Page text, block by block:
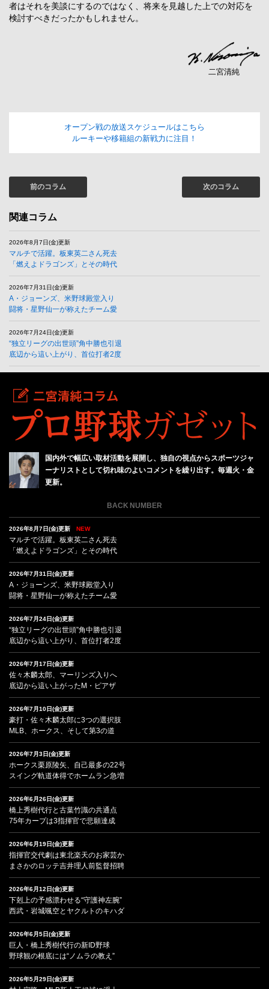
者はそれを美談にするのではなく、将来を見越した上での対応を
検討すべきだったかもしれません。
二宮清純
オープン戦の放送スケジュールはこちら
ルーキーや移籍組の新戦力に注目！
前のコラム 次のコラム
関連コラム
2026年8月7日(金)更新
マルチで活躍。板東英二さん死去
「燃えよドラゴンズ」とその時代
2026年7月31日(金)更新
A・ジョーンズ、米野球殿堂入り
闘将・星野仙一が称えたチーム愛
2026年7月24日(金)更新
“独立リーグの出世頭”角中勝也引退
底辺から這い上がり、首位打者2度
国内外で幅広い取材活動を展開し、独自の視点からスポーツジャ
ーナリストとして切れ味のよいコメントを繰り出す。毎週火・金
更新。
BACK NUMBER
2026年8月7日(金)更新 NEW
マルチで活躍。板東英二さん死去
「燃えよドラゴンズ」とその時代
2026年7月31日(金)更新
A・ジョーンズ、米野球殿堂入り
闘将・星野仙一が称えたチーム愛
2026年7月24日(金)更新
“独立リーグの出世頭”角中勝也引退
底辺から這い上がり、首位打者2度
2026年7月17日(金)更新
佐々木麟太郎、マーリンズ入りへ
底辺から這い上がったM・ピアザ
2026年7月10日(金)更新
豪打・佐々木麟太郎に3つの選択肢
MLB、ホークス、そして第3の道
2026年7月3日(金)更新
ホークス栗原陵矢、自己最多の22号
スイング軌道体得でホームラン急増
2026年6月26日(金)更新
橋上秀樹代行と古葉竹識の共通点
75年カープは3指揮官で悲願達成
2026年6月19日(金)更新
指揮官交代劇は東北楽天のお家芸か
まさかのロッテ吉井理人前監督招聘
2026年6月12日(金)更新
下剋上の予感漂わせる“守護神左腕”
西武・岩城颯空とヤクルトのキハダ
2026年6月5日(金)更新
巨人・橋上秀樹代行の新ID野球
野球観の根底には“ノムラの教え”
2026年5月29日(金)更新